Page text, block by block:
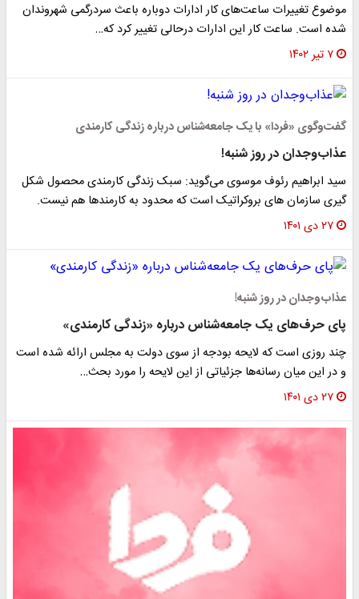
موضوع تغییرات ساعت‌های کار ادارات دوباره باعث سردرگمی شهروندان
شده است. ساعت کار این ادارات درحالی تغییر کرد که…
۷ تیر ۱۴۰۲
گفت‌وگوی «فردا» با یک جامعه‌شناس درباره زندگی کارمندی
عذاب‌وجدان در روز شنبه!
سید ابراهیم رئوف موسوی می‌گوید: سبک زندگی کارمندی محصول شکل
گیری سازمان های بروکراتیک است که محدود به کارمندها هم نیست.
۲۷ دی ۱۴۰۱
عذاب‌وجدان در روز شنبه!
پای حرف‌های یک جامعه‌شناس درباره «زندگی کارمندی»
چند روزی است که لایحه بودجه از سوی دولت به مجلس ارائه شده است
و در این میان رسانه‌ها جزئیاتی از این لایحه را مورد بحث…
۲۷ دی ۱۴۰۱